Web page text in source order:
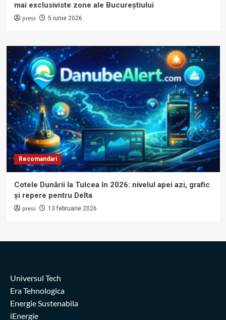
mai exclusiviste zone ale Bucureștiului
press 5 iunie 2026
Recomandari
Cotele Dunării la Tulcea în 2026: nivelul apei azi, grafic
și repere pentru Delta
press 13 februarie 2026
Universul Tech
Era Tehnologica
Energie Sustenabila
iEnergie